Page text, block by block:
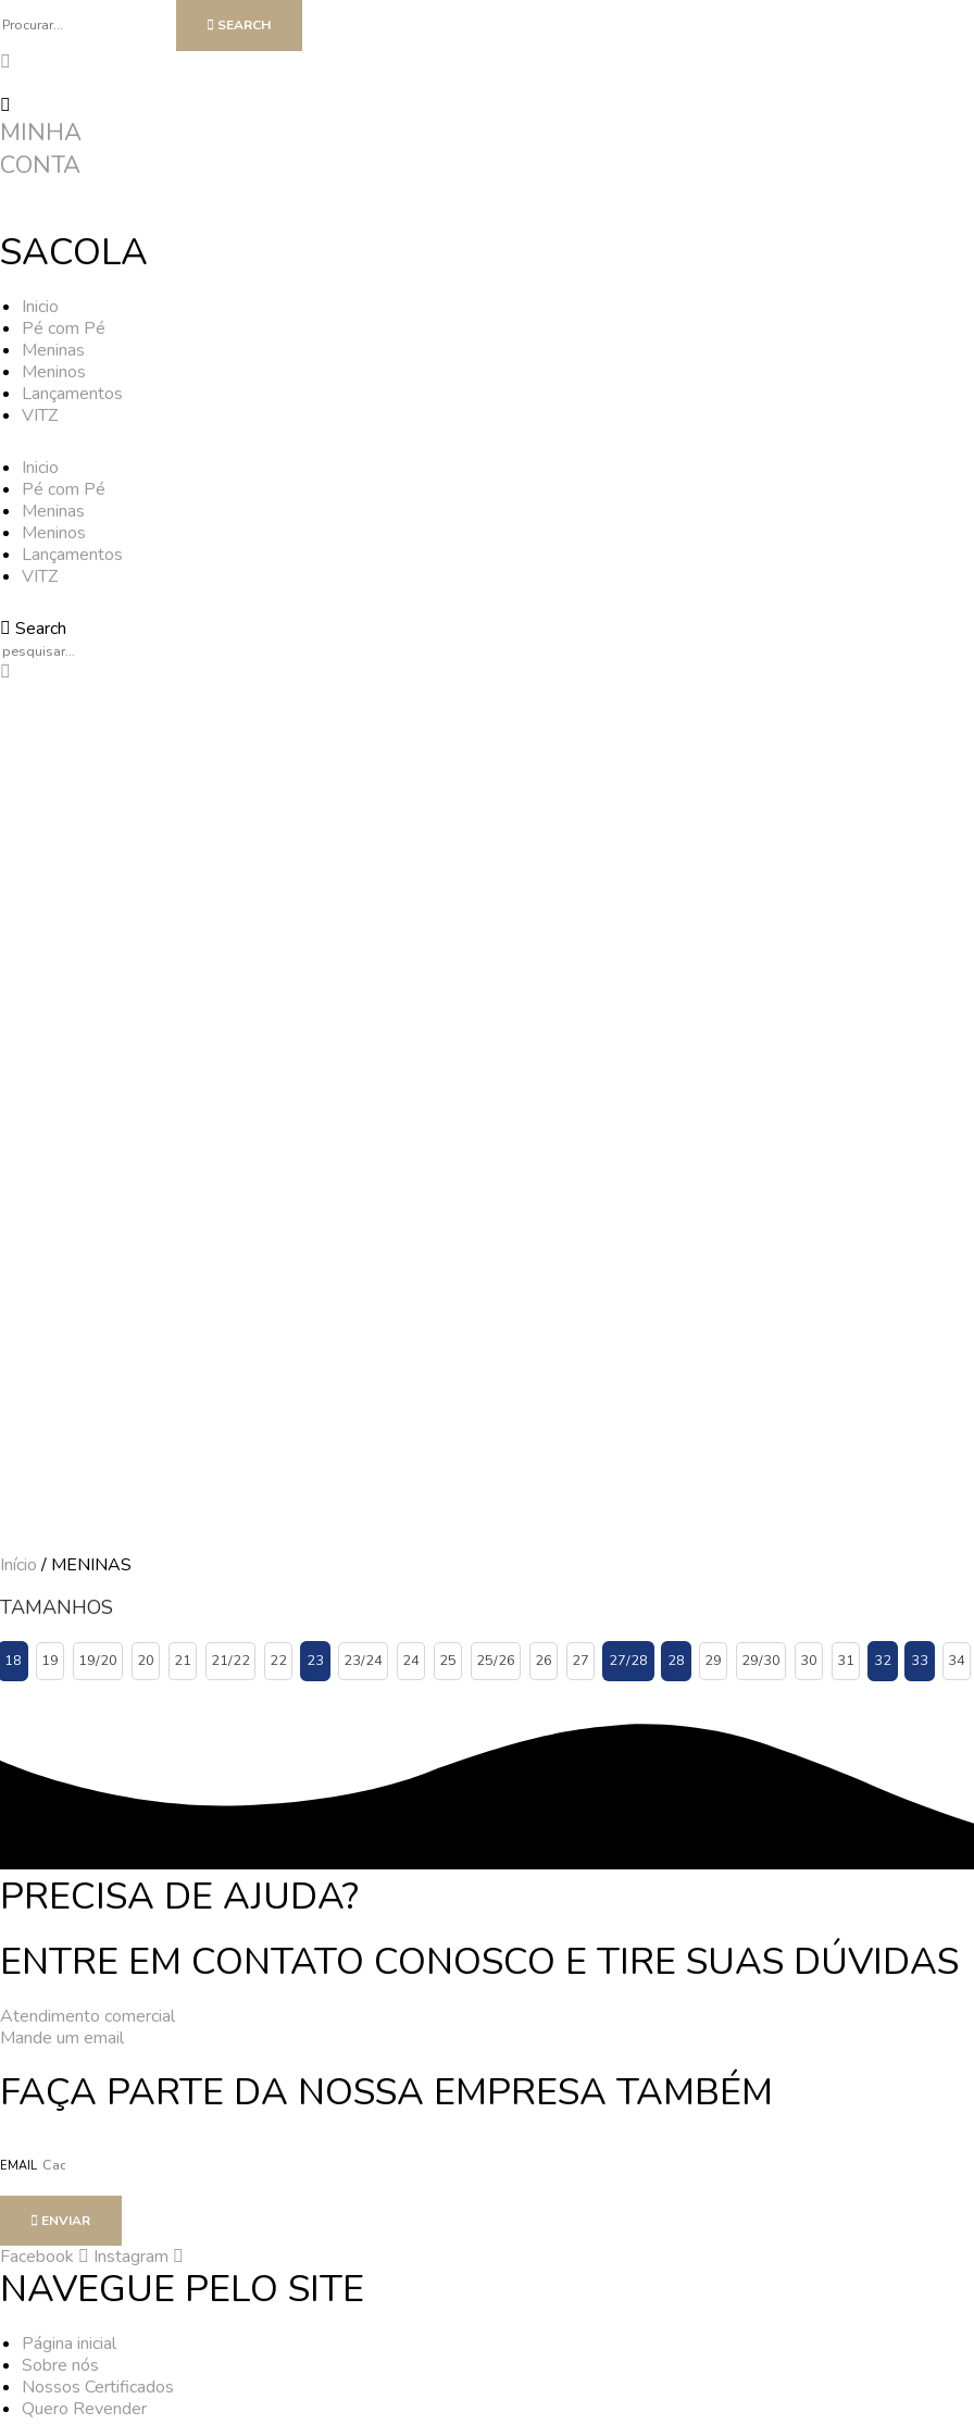
SEARCH
MINHA
CONTA
SACOLA
Inicio
Pé com Pé
Meninas
Meninos
Lançamentos
VITZ
Inicio
Pé com Pé
Meninas
Meninos
Lançamentos
VITZ
Search
Início/ MENINAS
TAMANHOS
18 19 19/20 20 21 21/22 22 23 23/24 24 25 25/26 26 27 27/28 28 29 29/30 30 31 32 33 34
PRECISA DE AJUDA?
ENTRE EM CONTATO CONOSCO E TIRE SUAS DÚVIDAS
Atendimento comercial
Mande um email
FAÇA PARTE DA NOSSA EMPRESA TAMBÉM
EMAIL
ENVIAR
Facebook Instagram
NAVEGUE PELO SITE
Página inicial
Sobre nós
Nossos Certificados
Quero Revender